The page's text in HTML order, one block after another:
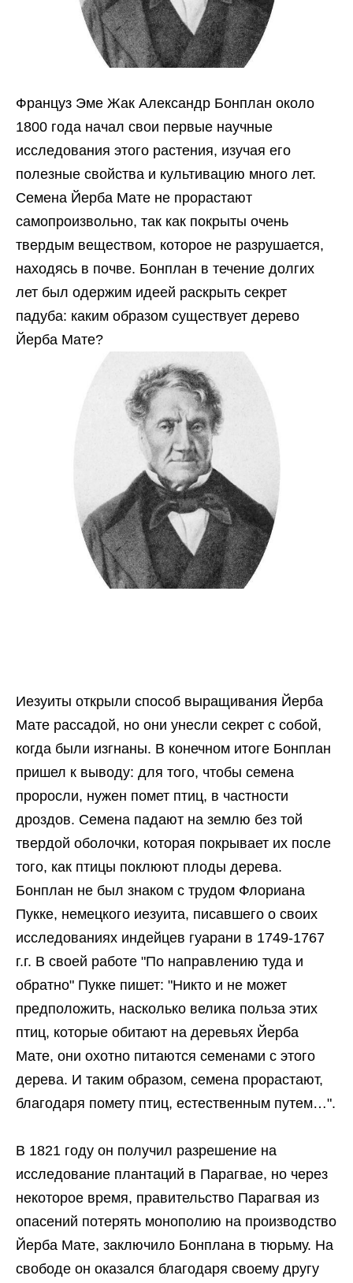
Француз Эме Жак Александр Бонплан около
1800 года начал свои первые научные
исследования этого растения, изучая его
полезные свойства и культивацию много лет.
Семена Йерба Мате не прорастают
самопроизвольно, так как покрыты очень
твердым веществом, которое не разрушается,
находясь в почве. Бонплан в течение долгих
лет был одержим идеей раскрыть секрет
падуба: каким образом существует дерево
Йерба Мате?
Иезуиты открыли способ выращивания Йерба
Мате рассадой, но они унесли секрет с собой,
когда были изгнаны. В конечном итоге Бонплан
пришел к выводу: для того, чтобы семена
проросли, нужен помет птиц, в частности
дроздов. Семена падают на землю без той
твердой оболочки, которая покрывает их после
того, как птицы поклюют плоды дерева.
Бонплан не был знаком с трудом Флориана
Пукке, немецкого иезуита, писавшего о своих
исследованиях индейцев гуарани в 1749-1767
г.г. В своей работе "По направлению туда и
обратно" Пукке пишет: "Никто и не может
предположить, насколько велика польза этих
птиц, которые обитают на деревьях Йерба
Мате, они охотно питаются семенами с этого
дерева. И таким образом, семена прорастают,
благодаря помету птиц, естественным путем…".
В 1821 году он получил разрешение на
исследование плантаций в Парагвае, но через
некоторое время, правительство Парагвая из
опасений потерять монополию на производство
Йерба Мате, заключило Бонплана в тюрьму. На
свободе он оказался благодаря своему другу